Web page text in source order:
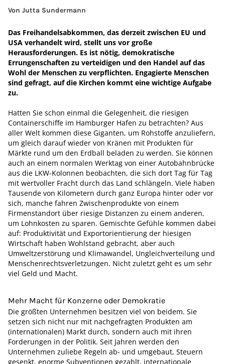
Von Jutta Sundermann
Das Freihandelsabkommen, das derzeit zwischen EU und
USA verhandelt wird, stellt uns vor große
Herausforderungen. Es ist nötig, demokratische
Errungenschaften zu verteidigen und den Handel auf das
Wohl der Menschen zu verpflichten. Engagierte Men­schen
sind gefragt, auf die Kirchen kommt eine wichtige Aufgabe
zu.
Hatten Sie schon einmal die Gelegenheit, die riesigen
Containerschiffe im Hamburger Hafen zu betrachten? Aus
aller Welt kommen diese Giganten, um Rohstoffe anzuliefern,
um gleich darauf wieder von Kränen mit Produkten für
Märkte rund um den Erdball beladen zu werden. Sie können
auch an einem normalen Werktag von einer Autobahnbrücke
aus die LKW-Kolonnen beobachten, die sich dort Tag für Tag
mit wertvoller Fracht durch das Land schlängeln. Viele haben
Tausende von Kilometern durch ganz Europa hinter oder vor
sich, manche fahren Zwischenprodukte von einem
Firmenstandort über riesige Distanzen zu einem anderen,
um Lohnkosten zu sparen. Gemischte Gefühle kommen dabei
auf: Produktivität und Exportorientierung der hiesigen
Wirtschaft haben Wohlstand gebracht, aber auch
Umweltzerstörung und Klimawandel, Ungleichverteilung und
Menschenrechtsverletzungen. Nicht zuletzt geht es um sehr
viel Geld und Macht.
Mehr Macht für Konzerne oder Demokratie
Die größten Unternehmen besitzen viel von beidem. Sie
setzen sich nicht nur mit nachgefragten Produkten am
(internationalen) Markt durch, sondern auch mit ihren
Forderungen in der Politik. Seit Jahren werden den
Unternehmen zuliebe Regeln ab- und umgebaut, Steuern
gesenkt, enorme Subventionen gezahlt, internationale